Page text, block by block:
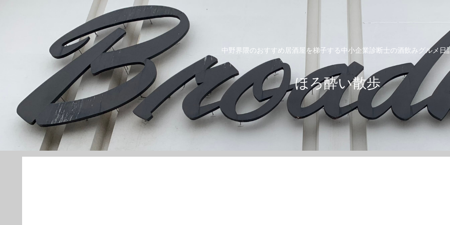
中野界隈のおすすめ居酒屋を梯子する中小企業診断士の酒飲みグルメ日
ほろ酔い散歩